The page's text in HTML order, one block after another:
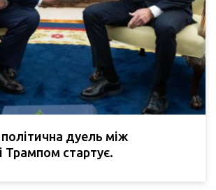
дуель між
Трампом стартує.